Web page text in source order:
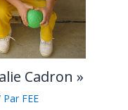
Cadron »
Par FEE